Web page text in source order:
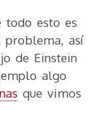
todo esto es
así
de Einstein
algo
que vimos